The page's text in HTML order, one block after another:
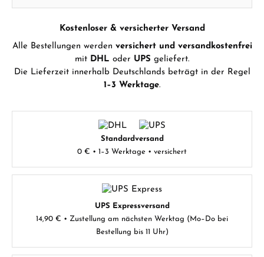
Kostenloser & versicherter Versand
Alle Bestellungen werden versichert und versandkostenfrei
mit DHL oder UPS geliefert.
Die Lieferzeit innerhalb Deutschlands beträgt in der Regel
1–3 Werktage.
Standardversand
0 € • 1–3 Werktage • versichert
UPS Expressversand
14,90 € • Zustellung am nächsten Werktag (Mo–Do bei
Bestellung bis 11 Uhr)